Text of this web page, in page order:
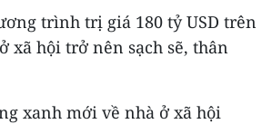
trình trị giá 180 tỷ USD trên
xã hội trở nên sạch sẽ, thân
xanh mới về nhà ở xã hội